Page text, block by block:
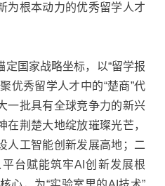
为根本动力的优秀留学人才
国家战略坐标，以“留学报
优秀留学人才中的“楚商”代
一批具有全球竞争力的新兴
在荆楚大地绽放璀璨光芒，
人工智能创新发展高地；二
台赋能筑牢AI创新发展根